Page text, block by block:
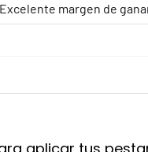
Excelente margen de